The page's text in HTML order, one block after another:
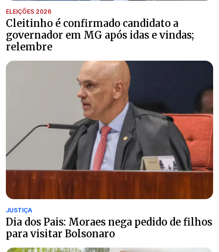
ELEIÇÕES 2026
Cleitinho é confirmado candidato a
governador em MG após idas e vindas;
relembre
JUSTIÇA
Dia dos Pais: Moraes nega pedido de filhos
para visitar Bolsonaro